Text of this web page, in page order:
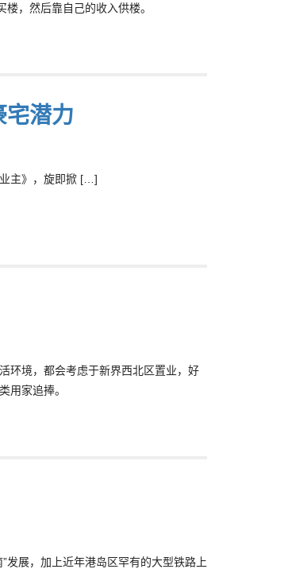
，然后靠自己的收入供楼。
宅潜力
主》，旋即掀 […]
环境，都会考虑于新界西北区置业，好
用家追捧。
发展，加上近年港岛区罕有的大型铁路上